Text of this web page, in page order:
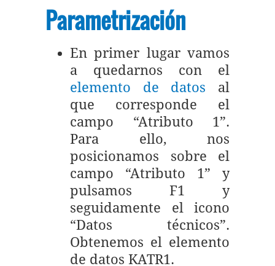
Parametrización
En primer lugar vamos
a quedarnos con el
elemento de datos al
que corresponde el
campo “Atributo 1”.
Para ello, nos
posicionamos sobre el
campo “Atributo 1” y
pulsamos F1 y
seguidamente el icono
“Datos técnicos”.
Obtenemos el elemento
de datos KATR1.